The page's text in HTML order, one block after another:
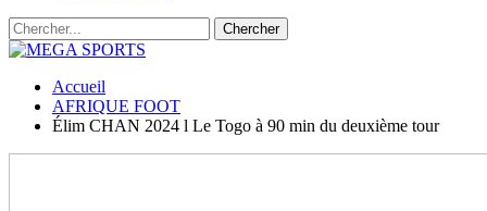
Accueil
AFRIQUE FOOT
Élim CHAN 2024 l Le Togo à 90 min du deuxième tour